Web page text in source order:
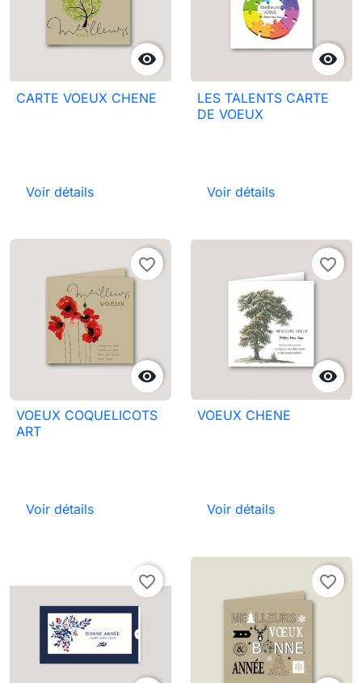

CARTE VOEUX CHENE
Voir détails

LES TALENTS CARTE
DE VOEUX
Voir détails

favorite_border
VOEUX COQUELICOTS
ART
Voir détails

favorite_border
VOEUX CHENE
Voir détails
favorite_border favorite_border